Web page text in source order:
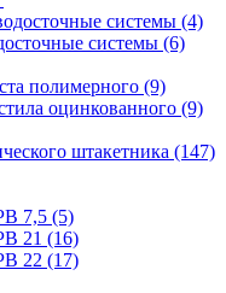
системы (4)
системы (6)
полимерного (9)
оцинкованного (9)
штакетника (147)
7,5 (5)
21 (16)
22 (17)